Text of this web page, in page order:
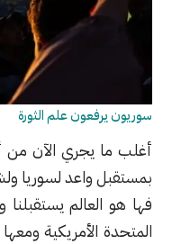
علم الثورة
الآن من أحداث
واعد لسوريا ولشعبها
يستقبلنا ويفتح لنا
الأمريكية ومعها أغلب